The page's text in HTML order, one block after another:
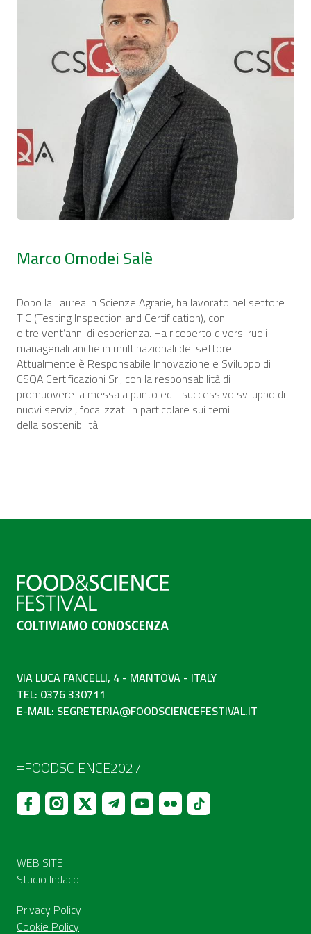
Marco Omodei Salè
Dopo la Laurea in Scienze Agrarie, ha lavorato nel settore
TIC (Testing Inspection and Certification), con
oltre vent’anni di esperienza. Ha ricoperto diversi ruoli
manageriali anche in multinazionali del settore.
Attualmente è Responsabile Innovazione e Sviluppo di
CSQA Certificazioni Srl, con la responsabilità di
promuovere la messa a punto ed il successivo sviluppo di
nuovi servizi, focalizzati in particolare sui temi
della sostenibilità.
VIA LUCA FANCELLI, 4 - MANTOVA - ITALY
TEL: 0376 330711
E-MAIL: SEGRETERIA@FOODSCIENCEFESTIVAL.IT
#FOODSCIENCE2027
WEB SITE
Studio Indaco
Privacy Policy
Cookie Policy